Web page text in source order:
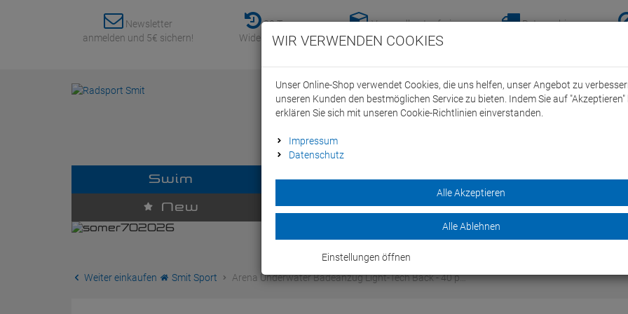
Newsletter
anmelden und 5€ sichern!
30 Tage
Widerrufsrecht
Versandkostenfreie-
Lieferung nach
Retoure hier
Swim Dein Swim Team Bike
New Marken Sale
Weiter einkaufen Smit Sport Arena Underwater Badeanzug Light-Tech Back - 40 p…
WIR VERWENDEN COOKIES
Unser Online-Shop verwendet Cookies, die uns helfen, unser Angebot zu
unseren Kunden den bestmöglichen Service zu bieten. Indem Sie auf "Akzeptieren"
erklären Sie sich mit unseren Cookie-Richtlinien einverstanden.
Impressum
Datenschutz
Alle Akzeptieren
Alle Ablehnen
Einstellungen öffnen